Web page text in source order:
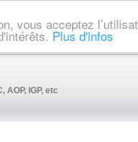
vous acceptez
Plus d'infos
AOP, IGP, etc